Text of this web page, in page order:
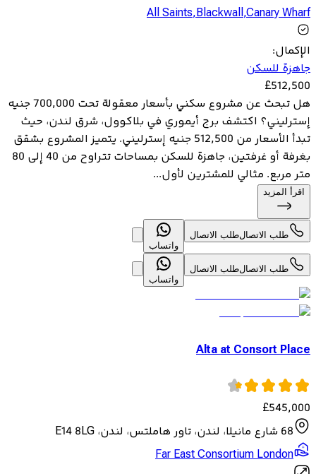
All Saints,Blackwall,Canary Wharf
الإكمال:
جاهزة للسكن
£512,500
هل تبحث عن مشروع سكني بأسعار معقولة تحت 700,000 جنيه
إسترليني؟ اكتشف برج أيموري في بلاكوول، شرق لندن، حيث
تبدأ الأسعار من 512,500 جنيه إسترليني. يتميز المشروع بشقق
بغرفة أو غرفتين، جاهزة للسكن بمساحات تتراوح من 40 إلى 80
متر مربع. مثالي للمشترين لأول...
اقرأ المزيد
طلب الاتصالطلب الاتصال
واتساب
طلب الاتصالطلب الاتصال
واتساب
Alta at Consort Place
£545,000
68 شارع مانيلا، لندن، تاور هاملتس، لندن، E14 8LG
Far East Consortium London